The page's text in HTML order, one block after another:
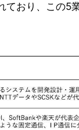
おり、この5